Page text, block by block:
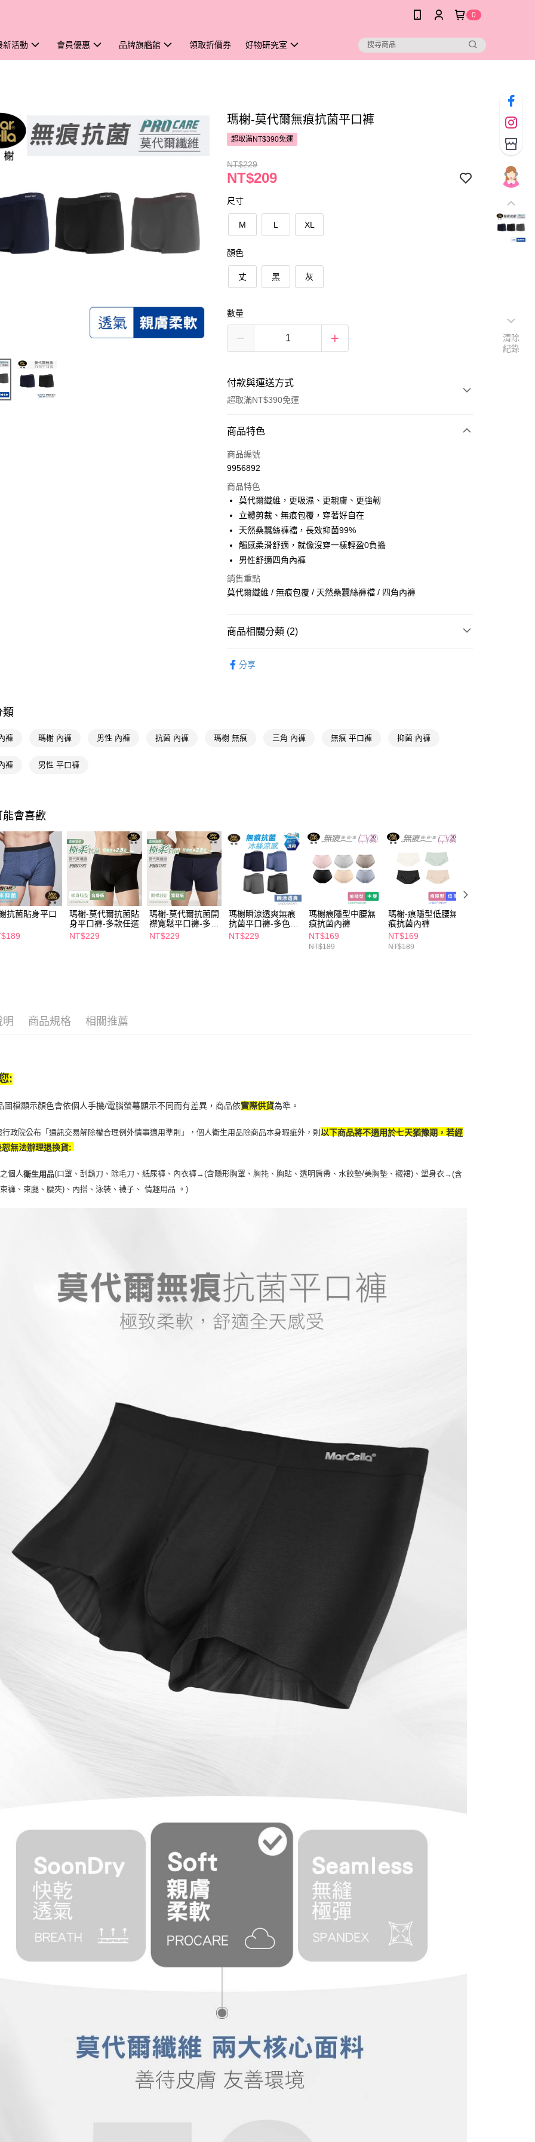
0
新活動 會員優惠 品牌旗艦館 領取折價券 好物研究室
瑪榭-莫代爾無痕抗菌平口褲
超取滿NT$390免運
NT$229
NT$209
尺寸
M L XL
顏色
丈 黑 灰
數量
付款與運送方式
超取滿NT$390免運
付款方式
POYA支付
超商取貨付款
LINE Pay
Apple Pay
街口支付
悠遊付
AFTEE先享後付
AFTEE先享後付是「在收到商品之後才付款」的支付方式。 讓您購物簡單
１．於結帳方式選擇「AFTEE先享後付」後，將跳轉至「AFTEE先享後
是否繳費成功／繳費後需取消欲退款等相關疑問，請聯繫「AFTEE先享後
付客戶支援中心」https://netprotections.freshdesk.com/support/home
【注意事項】
１．透過由恩沛科技股份有限公司提供之「AFTEE先享後付」服務完成之
交易，需依本服務之必要範圍內提供個人資料，並將交易相關給付款項請
求債權轉讓予恩沛科技股份有限公司。
２．關於個人資料處理事宜，請瀏覽以下網址：
https://aftee.tw/terms/#terms3
３．未成年的使用者請事先徵得法定代理人或監護人之同意方可使用
「AFTEE先享後付」，若未經同意申辦者引起之損失，本公司不負相關責
即享券
每筆NT$65，滿NT$390(含以上)免運費
付款後萊爾富取貨
每筆NT$65，滿NT$490(含以上)免運費
7-11取貨付款
每筆NT$65，滿NT$490(含以上)免運費
付款後7-11取貨
每筆NT$65，滿NT$490(含以上)免運費
商品特色
商品編號
9956892
商品特色
莫代爾纖維，更吸濕、更親膚、更強韌
立體剪裁、無痕包覆，穿著好自在
天然桑蠶絲褲襠，長效抑菌99%
觸感柔滑舒適，就像沒穿一樣輕盈0負擔
男性舒適四角內褲
銷售重點
莫代爾纖維 / 無痕包覆 / 天然桑蠶絲褲襠 / 四角內褲
商品相關分類 (2)
分享
類
褲 瑪榭 內褲 男性 內褲 抗菌 內褲 瑪榭 無痕 三角 內褲 無痕 平口褲 抑菌 內褲
褲 男性 平口褲
能會喜歡
抗菌貼身平口
瑪榭-莫代爾抗菌貼
身平口褲-多款任選
NT$229
瑪榭-莫代爾抗菌開
襟寬鬆平口褲-多款
任選
NT$229
瑪榭瞬涼透爽無痕
抗菌平口褲-多色多
尺寸任選
NT$229
瑪榭痕隱型中腰無
痕抗菌內褲
NT$169
NT$189
瑪榭-痕隱型低腰無
痕抗菌內褲
NT$169
NT$189
明 商品規格 相關推薦
:
檔顯示顏色會依個人手機/電腦螢幕顯示不同而有差異，商品依實際供貨為準。
政院公布「通訊交易解除權合理例外情事適用準則」，個人衛生用品除商品本身瑕疵外，則以下商品將不適用於七天猶豫期，若經
恕無法辦理退換貨:
個人衛生用品(口罩、刮鬍刀、除毛刀、紙尿褲、內衣褲→(含隱形胸罩、胸扥、胸貼、透明肩帶、水餃墊/美胸墊、襯裙)、塑身衣→(含
褲、束腿、腰夾) 、內搭、泳裝、襪子、 情趣用品 。)
清除
紀錄